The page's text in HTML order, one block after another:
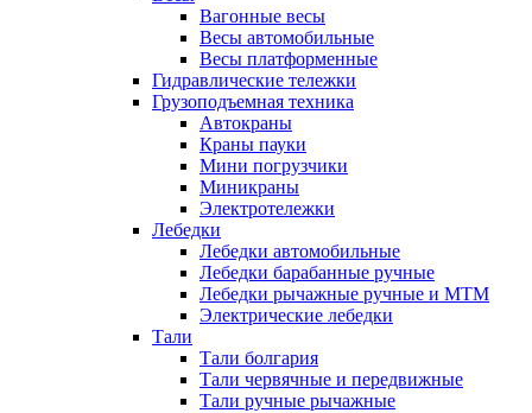
Вагонные весы
Весы автомобильные
Весы платформенные
Гидравлические тележки
Грузоподъемная техника
Автокраны
Краны пауки
Мини погрузчики
Миникраны
Электротележки
Лебедки
Лебедки автомобильные
Лебедки барабанные ручные
Лебедки рычажные ручные и МТМ
Электрические лебедки
Тали
Тали болгария
Тали червячные и передвижные
Тали ручные рычажные